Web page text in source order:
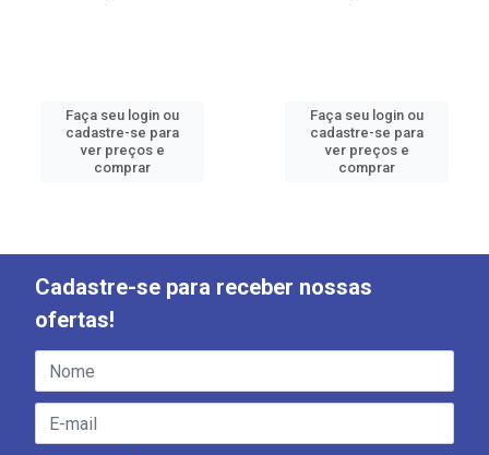
Faça seu login ou
cadastre-se para
ver preços e
comprar
Faça seu login ou
cadastre-se para
ver preços e
comprar
Cadastre-se para receber nossas
ofertas!